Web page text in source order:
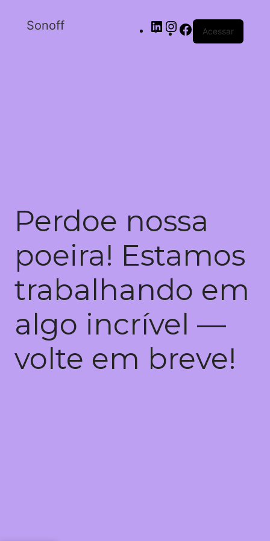
Sonoff Acessar
Perdoe nossa
poeira! Estamos
trabalhando em
algo incrível —
volte em breve!